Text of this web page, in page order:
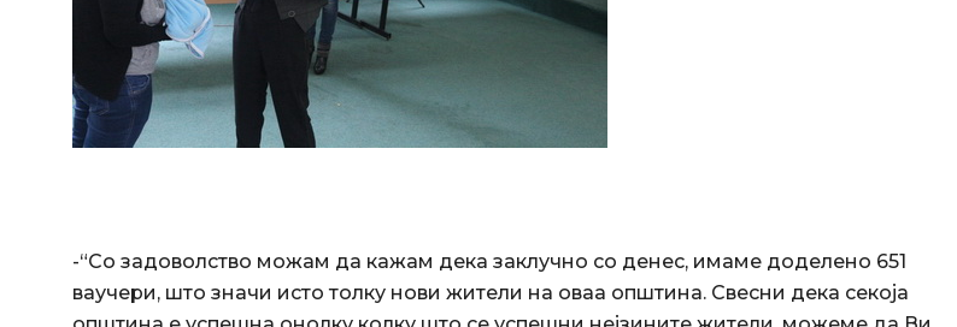
-“Со задоволство можам да кажам дека заклучно со денес, имаме доделено 651
ваучери, што значи исто толку нови жители на оваа општина. Свесни дека секоја